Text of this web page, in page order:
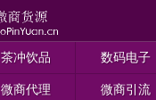
茶冲饮品 数码电子
微商代理 微商引流